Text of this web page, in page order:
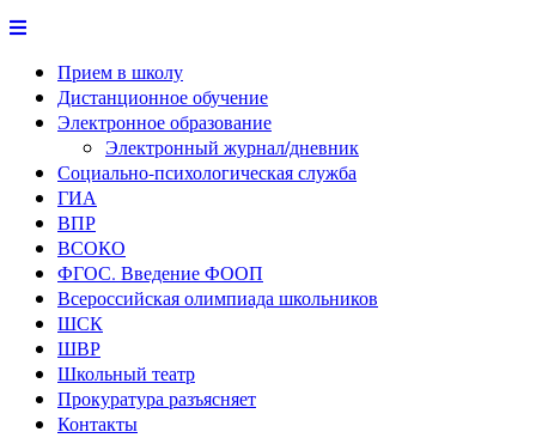
Прием в школу
Дистанционное обучение
Электронное образование
Электронный журнал/дневник
Социально-психологическая служба
ГИА
ВПР
ВСОКО
ФГОС. Введение ФООП
Всероссийская олимпиада школьников
ШСК
ШВР
Школьный театр
Прокуратура разъясняет
Контакты